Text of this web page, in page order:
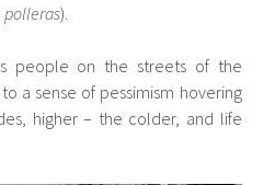
polleras).
people on the streets of the
a sense of pessimism hovering
higher – the colder, and life